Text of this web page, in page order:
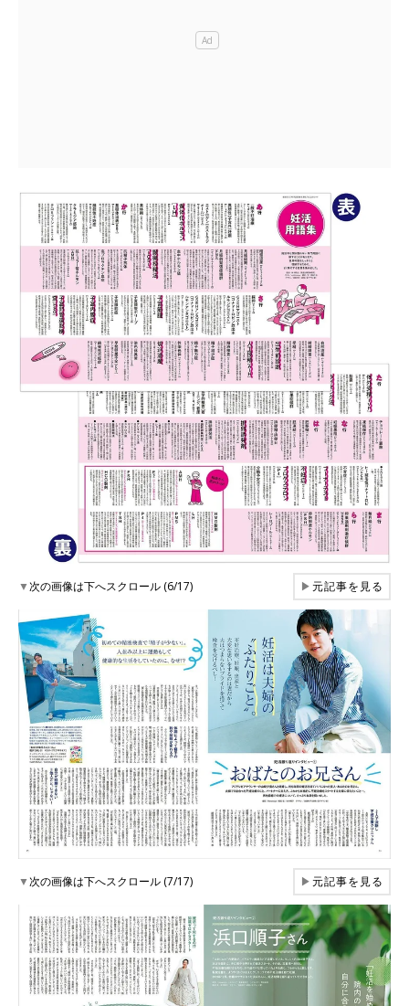
▼次の画像は下へスクロール (6/17) ▶元記事を見る
▼次の画像は下へスクロール (7/17) ▶元記事を見る